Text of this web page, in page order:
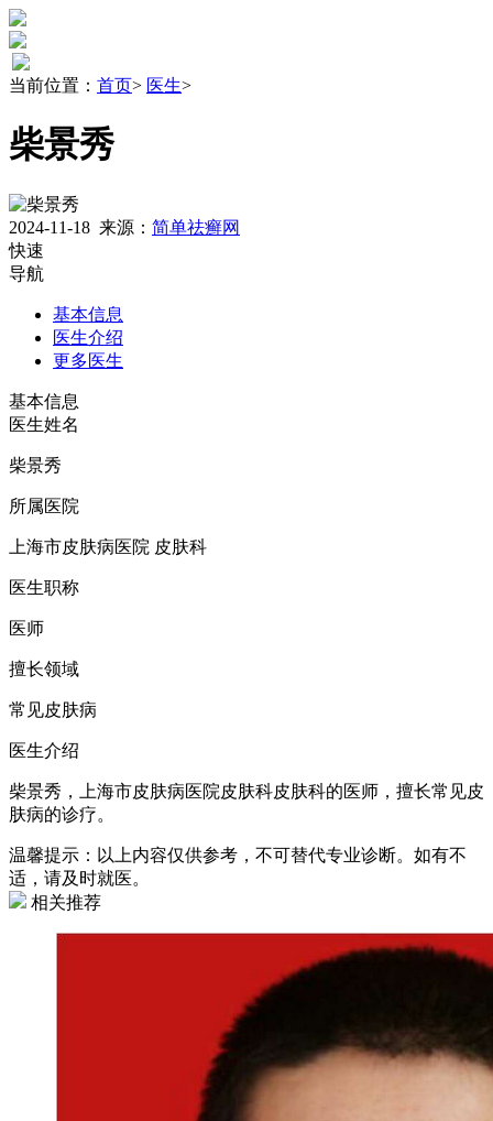
当前位置： 首页> 医生>
柴景秀
2024-11-18 来源： 简单祛癣网
快速
导航
基本信息
医生介绍
更多医生
基本信息
医生姓名
柴景秀
所属医院
上海市皮肤病医院 皮肤科
医生职称
医师
擅长领域
常见皮肤病
医生介绍
柴景秀，上海市皮肤病医院皮肤科皮肤科的医师，擅长常见皮
肤病的诊疗。
温馨提示：以上内容仅供参考，不可替代专业诊断。如有不
适，请及时就医。
相关推荐